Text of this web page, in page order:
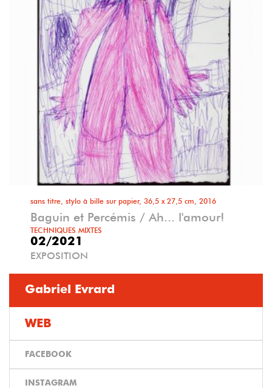
sans titre, stylo à bille sur papier, 36,5 x 27,5 cm, 2016
Baguin et Percémis / Ah... l'amour!
TECHNIQUES MIXTES
02/2021
EXPOSITION
Gabriel Evrard
WEB
FACEBOOK
INSTAGRAM